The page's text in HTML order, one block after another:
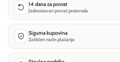
14 dana za povrat
Jednostavan povrat proizvoda
Sigurna kupovina
Zaštićen način plaćanja